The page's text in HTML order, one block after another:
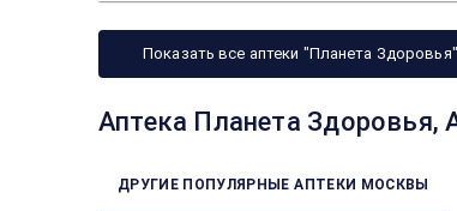
Показать все аптеки "Планета
Аптека Планета Здоровья,
ДРУГИЕ ПОПУЛЯРНЫЕ АПТЕКИ МОСКВЫ